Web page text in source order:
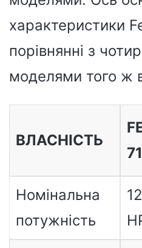
характеристики
порівнянні з
моделями того ж
ВЛАСНІСТЬ
Номінальна
потужність